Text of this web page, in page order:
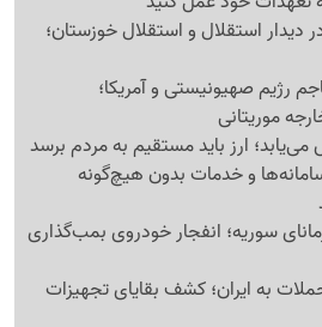
استقلال و استقلال خوزستان؛
رژیم صهیونیستی و آمریکا؛
موریتانی
می‌یابد؛ ارز باید مستقیم به مردم برسد
و خدمات بدون هیچ‌گونه
سوریه؛ انفجار خودروی بمب‌گذاری
به ایران؛ کشف بقایای تجهیزات